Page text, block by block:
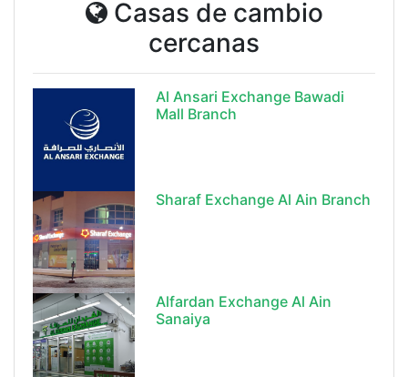
Casas de cambio
cercanas
Al Ansari Exchange Bawadi
Mall Branch
Sharaf Exchange Al Ain Branch
Alfardan Exchange Al Ain
Sanaiya